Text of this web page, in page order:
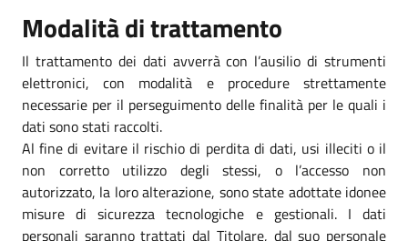
Modalità di trattamento
Il trattamento dei dati avverrà con l’ausilio di strumenti
elettronici, con modalità e procedure strettamente
necessarie per il perseguimento delle finalità per le quali i
dati sono stati raccolti.
Al fine di evitare il rischio di perdita di dati, usi illeciti o il
non corretto utilizzo degli stessi, o l’accesso non
autorizzato, la loro alterazione, sono state adottate idonee
misure di sicurezza tecnologiche e gestionali. I dati
personali saranno trattati dal Titolare, dal suo personale